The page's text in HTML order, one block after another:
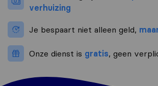
verhuizing
Je bespaart niet alleen geld,
Onze dienst is gratis, geen